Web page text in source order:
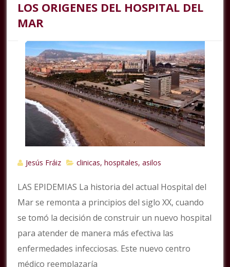
LOS ORIGENES DEL HOSPITAL DEL
MAR
Jesús Fráiz clinicas, hospitales, asilos
LAS EPIDEMIAS La historia del actual Hospital del
Mar se remonta a principios del siglo XX, cuando
se tomó la decisión de construir un nuevo hospital
para atender de manera más efectiva las
enfermedades infecciosas. Este nuevo centro
médico reemplazaría